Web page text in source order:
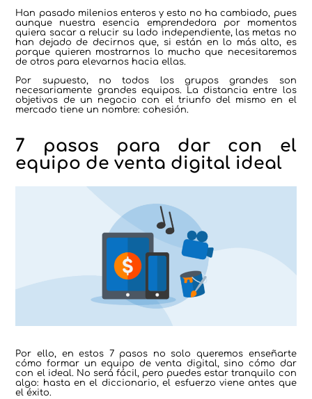
Han pasado milenios enteros y esto no ha cambiado, pues
aunque nuestra esencia emprendedora por momentos
quiera sacar a relucir su lado independiente, las metas no
han dejado de decirnos que, si están en lo más alto, es
porque quieren mostrarnos lo mucho que necesitaremos
de otros para elevarnos hacia ellas.
Por supuesto, no todos los grupos grandes son
necesariamente grandes equipos. La distancia entre los
objetivos de un negocio con el triunfo del mismo en el
mercado tiene un nombre: cohesión.
7 pasos para dar con el
equipo de venta digital ideal
Por ello, en estos 7 pasos no solo queremos enseñarte
cómo formar un equipo de venta digital, sino cómo dar
con el ideal. No será fácil, pero puedes estar tranquilo con
algo: hasta en el diccionario, el esfuerzo viene antes que
el éxito.